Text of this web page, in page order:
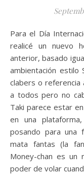
Para el Día Internacional de Xklibur modifiqué el theme y
realicé un nuevo
anterior, basado
ambientación estilo
clabers o referencia
a todos pero no
Taki parece estar
en una
posando para una
mata fantas (la
Money-chan es un
poder de volar